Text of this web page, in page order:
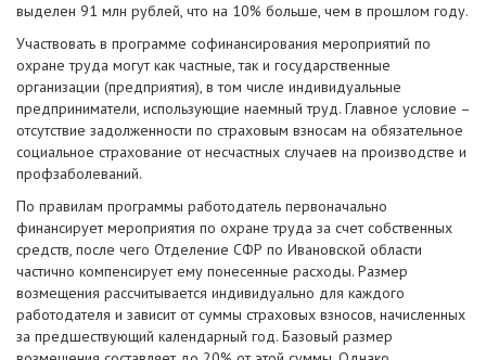
выделен 91 млн рублей, что на 10% больше, чем в прошлом году.
Участвовать в программе софинансирования мероприятий по
охране труда могут как частные, так и государственные
организации (предприятия), в том числе индивидуальные
предприниматели, использующие наемный труд. Главное условие –
отсутствие задолженности по страховым взносам на обязательное
социальное страхование от несчастных случаев на производстве и
профзаболеваний.
По правилам программы работодатель первоначально
финансирует мероприятия по охране труда за счет собственных
средств, после чего Отделение СФР по Ивановской области
частично компенсирует ему понесенные расходы. Размер
возмещения рассчитывается индивидуально для каждого
работодателя и зависит от суммы страховых взносов, начисленных
за предшествующий календарный год. Базовый размер